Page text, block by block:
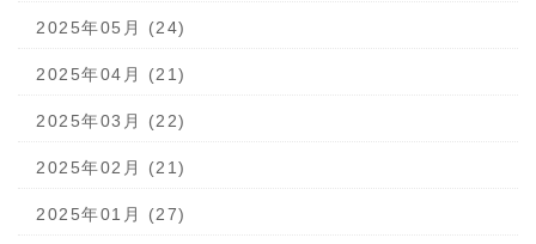
2025年05月 (24)
2025年04月 (21)
2025年03月 (22)
2025年02月 (21)
2025年01月 (27)